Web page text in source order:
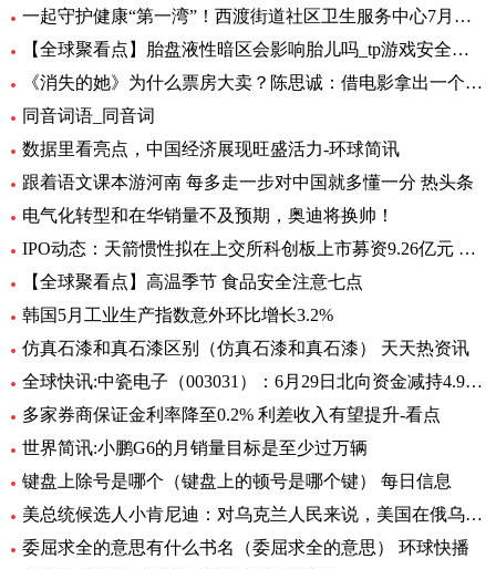
一起守护健康“第一湾”！西渡街道社区卫生服务中心7月专病门诊一览表出炉_环球滚动
【全球聚看点】胎盘液性暗区会影响胎儿吗_tp游戏安全中心
《消失的她》为什么票房大卖？陈思诚：借电影拿出一个生活的剖面
同音词语_同音词
数据里看亮点，中国经济展现旺盛活力-环球简讯
跟着语文课本游河南 每多走一步对中国就多懂一分 热头条
电气化转型和在华销量不及预期，奥迪将换帅！
IPO动态：天箭惯性拟在上交所科创板上市募资9.26亿元 全球新动态
【全球聚看点】高温季节 食品安全注意七点
韩国5月工业生产指数意外环比增长3.2%
仿真石漆和真石漆区别（仿真石漆和真石漆） 天天热资讯
全球快讯:中瓷电子（003031）：6月29日北向资金减持4.95万股
多家券商保证金利率降至0.2% 利差收入有望提升-看点
世界简讯:小鹏G6的月销量目标是至少过万辆
键盘上除号是哪个（键盘上的顿号是哪个键） 每日信息
美总统候选人小肯尼迪：对乌克兰人民来说，美国在俄乌中扮演的角色很糟糕
委屈求全的意思有什么书名（委屈求全的意思） 环球快播